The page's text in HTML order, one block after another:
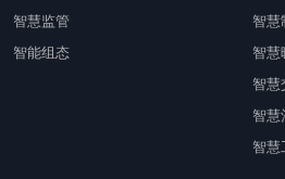
智慧监管
智能组态
智慧
智慧
智慧
智慧
智慧